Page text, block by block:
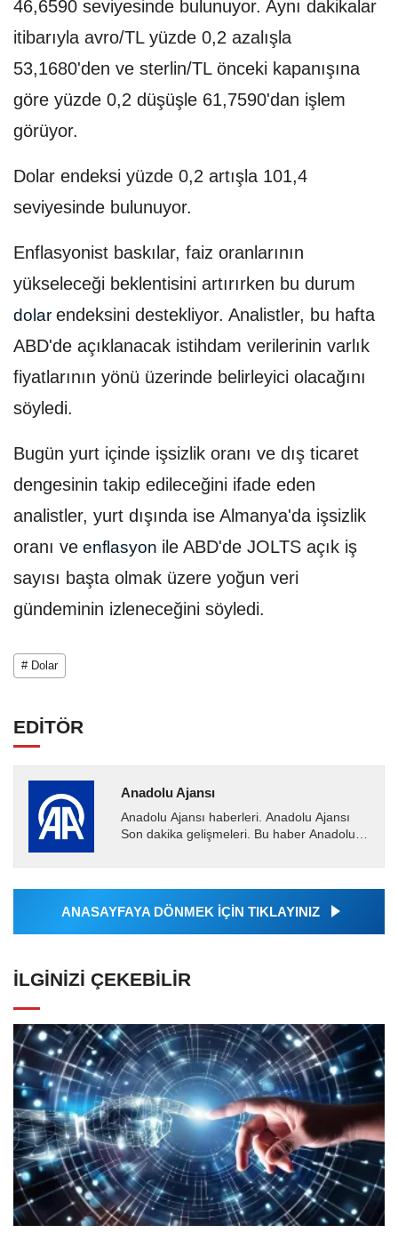
46,6590 seviyesinde bulunuyor. Aynı dakikalar
itibarıyla avro/TL yüzde 0,2 azalışla
53,1680'den ve sterlin/TL önceki kapanışına
göre yüzde 0,2 düşüşle 61,7590'dan işlem
görüyor.
Dolar endeksi yüzde 0,2 artışla 101,4
seviyesinde bulunuyor.
Enflasyonist baskılar, faiz oranlarının
yükseleceği beklentisini artırırken bu durum
dolar endeksini destekliyor. Analistler, bu hafta
ABD'de açıklanacak istihdam verilerinin varlık
fiyatlarının yönü üzerinde belirleyici olacağını
söyledi.
Bugün yurt içinde işsizlik oranı ve dış ticaret
dengesinin takip edileceğini ifade eden
analistler, yurt dışında ise Almanya'da işsizlik
oranı ve enflasyon ile ABD'de JOLTS açık iş
sayısı başta olmak üzere yoğun veri
gündeminin izleneceğini söyledi.
# Dolar
EDİTÖR
Anadolu Ajansı
Anadolu Ajansı haberleri. Anadolu Ajansı
Son dakika gelişmeleri. Bu haber Anadolu
Ajansı tarafından...
ANASAYFAYA DÖNMEK İÇİN TIKLAYINIZ
İLGINIZI ÇEKEBILIR